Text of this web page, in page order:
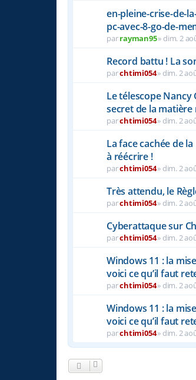
en-pleine-crise-de-
pc-avec-8-go-de-
parrayman95» dim. 2
Record battu ! La
parchtimi054» dim. 2
Le télescope Nancy
secret de la matière
parchtimi054» dim. 2
La face cachée de
à réécrire !
parchtimi054» dim. 2
Très attendu, le
parchtimi054» dim. 2
Cyberattaque sur
parchtimi054» dim. 2
Windows 11 : la
voici ce qu’il faut
parchtimi054» dim. 2
Windows 11 : la
voici ce qu’il faut
parchtimi054» dim. 2